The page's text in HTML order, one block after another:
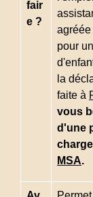
fair
e ?
pour
la
faite à
vous
d'une
MSA.